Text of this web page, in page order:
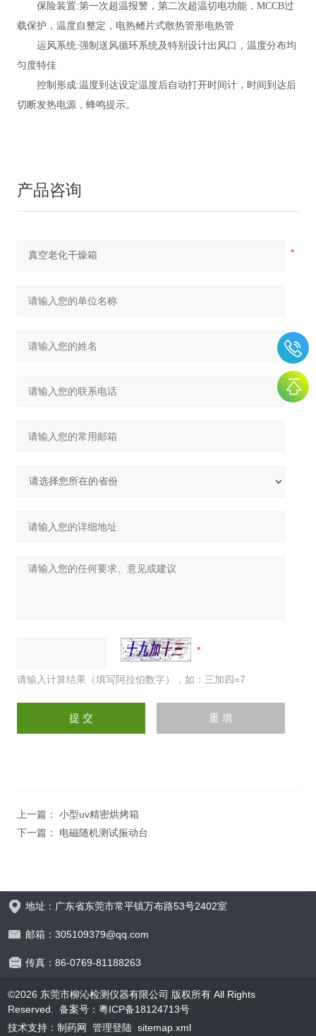
保险装置:第一次超温报警，第二次超温切电功能，MCCB过
载保护，温度自整定，电热鳍片式散热管形电热管
运风系统:强制送风循环系统及特别设计出风口，温度分布均
匀度特佳
控制形成:温度到达设定温度后自动打开时间计，时间到达后
切断发热电源，蜂鸣提示。
产品咨询
请输入计算结果（填写阿拉伯数字），如：三加四=7
上一篇： 小型uv精密烘烤箱
下一篇： 电磁随机测试振动台
地址：广东省东莞市常平镇万布路53号2402室
邮箱：305109379@qq.com
传真：86-0769-81188263
©2026 东莞市柳沁检测仪器有限公司 版权所有 All Rights
Reserved.备案号：粤ICP备18124713号
技术支持：制药网 管理登陆 sitemap.xml